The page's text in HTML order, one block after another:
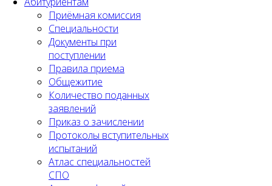
Приёмная комиссия
Специальности
Документы при
поступлении
Правила приема
Общежитие
Количество поданных
заявлений
Приказ о зачислении
Протоколы вступительных
испытаний
Атлас специальностей
СПО